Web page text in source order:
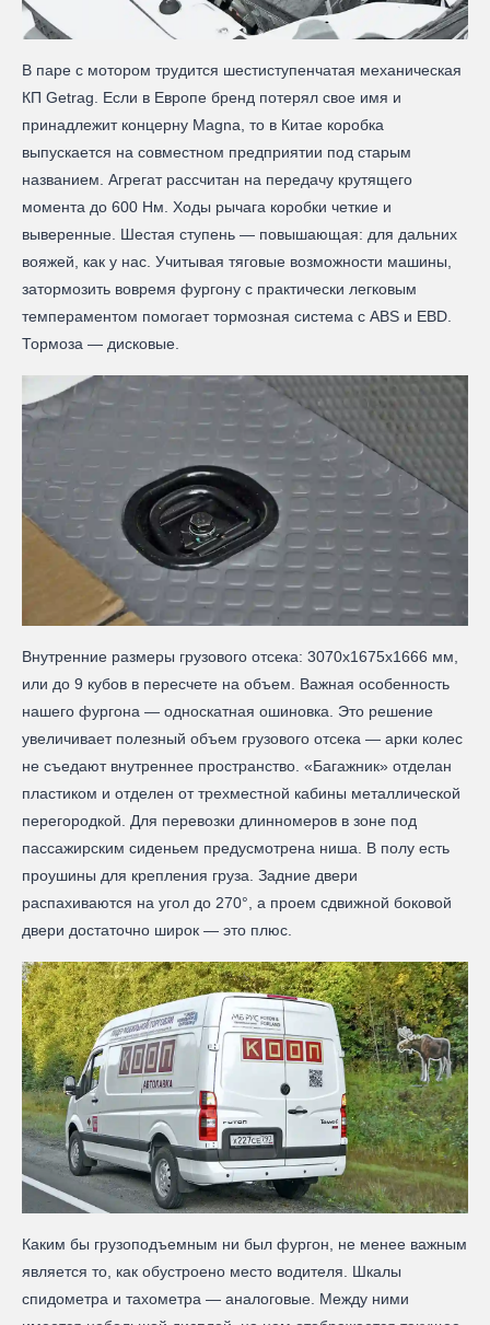
В паре с мотором трудится шестиступенчатая механическая
КП Getrag. Если в Европе бренд потерял свое имя и
принадлежит концерну Magna, то в Китае коробка
выпускается на совместном предприятии под старым
названием. Агрегат рассчитан на передачу крутящего
момента до 600 Нм. Ходы рычага коробки четкие и
выверенные. Шестая ступень — повышающая: для дальних
вояжей, как у нас. Учитывая тяговые возможности машины,
затормозить вовремя фургону с практически легковым
темпераментом помогает тормозная система с ABS и EBD.
Тормоза — дисковые.
Внутренние размеры грузового отсека: 3070х1675х1666 мм,
или до 9 кубов в пересчете на объем. Важная особенность
нашего фургона — односкатная ошиновка. Это решение
увеличивает полезный объем грузового отсека — арки колес
не съедают внутреннее пространство. «Багажник» отделан
пластиком и отделен от трехместной кабины металлической
перегородкой. Для перевозки длинномеров в зоне под
пассажирским сиденьем предусмотрена ниша. В полу есть
проушины для крепления груза. Задние двери
распахиваются на угол до 270°, а проем сдвижной боковой
двери достаточно широк — это плюс.
Каким бы грузоподъемным ни был фургон, не менее важным
является то, как обустроено место водителя. Шкалы
спидометра и тахометра — аналоговые. Между ними